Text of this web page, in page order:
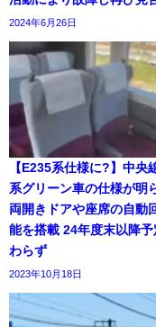
2024年6月26日
【E235系仕様に?】中央
系グリーン車の仕様が明
両開きドアや座席の自動
能を搭載 24年度末以降予
わらず
2023年10月18日